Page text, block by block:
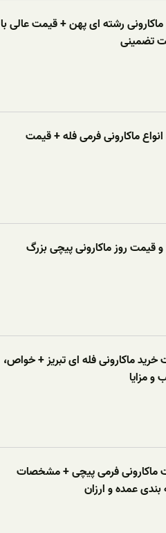
رشته ای پهن + قیمت عالی با
تضمینی
ماکارونی فرمی فله + قیمت
قیمت روز ماکارونی پیچی بزرگ
ماکارونی فله ای تبریز + خواص،
و مزایا
ماکارونی فرمی پیچی + مشخصات
عمده و ارزان